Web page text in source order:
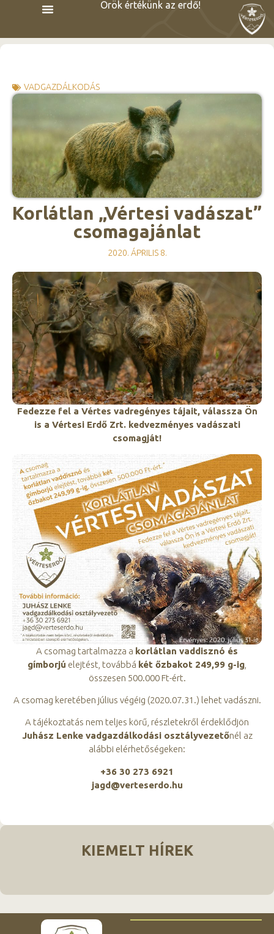
Örök értékünk az erdő!
VADGAZDÁLKODÁS
Korlátlan „Vértesi vadászat”
csomagajánlat
2020. ÁPRILIS 8.
Fedezze fel a Vértes vadregényes tájait, válassza Ön
is a Vértesi Erdő Zrt. kedvezményes vadászati
csomagját!
A csomag tartalmazza a korlátlan vaddisznó és
gímborjú elejtést, továbbá két őzbakot 249,99 g-ig
összesen 500.000 Ft-ért.
A csomag keretében július végéig (2020.07.31.) lehet vadászni.
A tájékoztatás nem teljes körű, részletekről érdeklődjön
Juhász Lenke vadgazdálkodási osztályvezetőnél az
alábbi elérhetőségeken:
+36 30 273 6921
jagd@verteserdo.hu
KIEMELT HÍREK